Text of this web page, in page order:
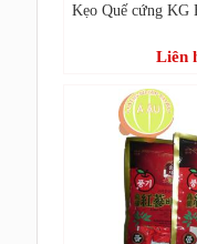
Kẹo Quế cứng KG
Liên